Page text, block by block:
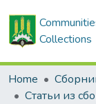
Collections
Home